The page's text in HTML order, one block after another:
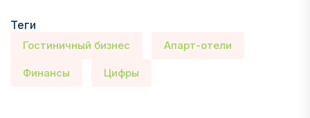
Теги
Гостиничный бизнес Апарт-отели
Финансы Цифры